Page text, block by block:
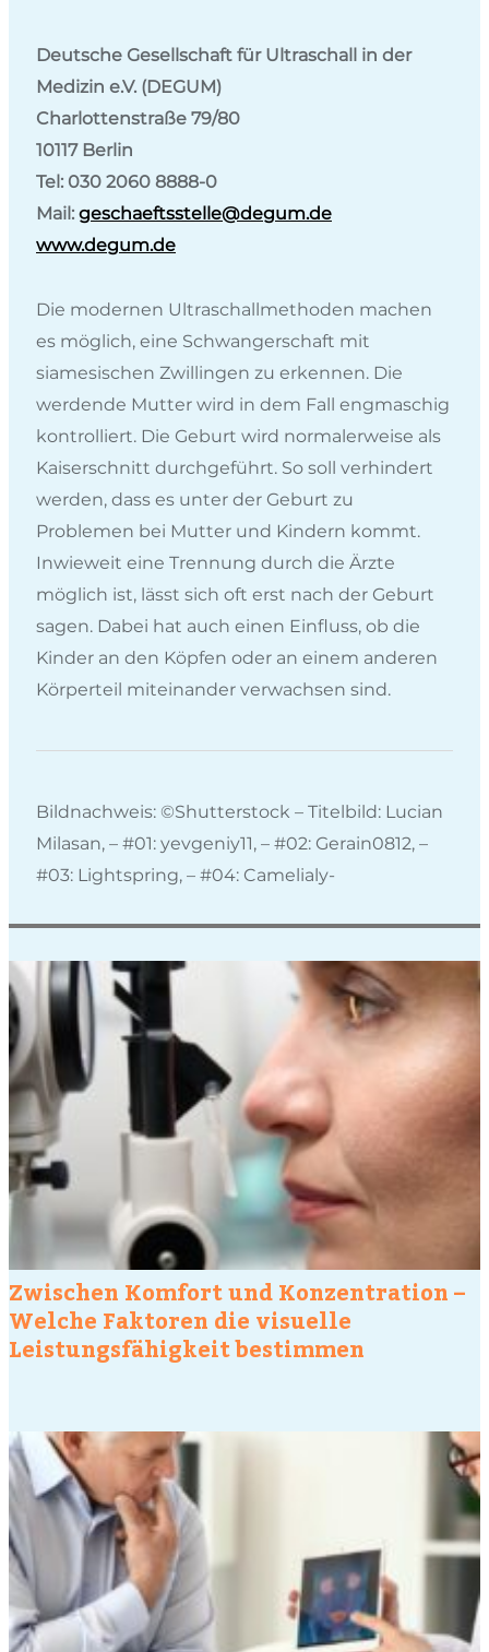
Deutsche Gesellschaft für Ultraschall in der
Medizin e.V. (DEGUM)
Charlottenstraße 79/80
10117 Berlin
Tel: 030 2060 8888-0
Mail: geschaeftsstelle@degum.de
www.degum.de
Die modernen Ultraschallmethoden machen
es möglich, eine Schwangerschaft mit
siamesischen Zwillingen zu erkennen. Die
werdende Mutter wird in dem Fall engmaschig
kontrolliert. Die Geburt wird normalerweise als
Kaiserschnitt durchgeführt. So soll verhindert
werden, dass es unter der Geburt zu
Problemen bei Mutter und Kindern kommt.
Inwieweit eine Trennung durch die Ärzte
möglich ist, lässt sich oft erst nach der Geburt
sagen. Dabei hat auch einen Einfluss, ob die
Kinder an den Köpfen oder an einem anderen
Körperteil miteinander verwachsen sind.
Bildnachweis: ©Shutterstock – Titelbild: Lucian
Milasan, – #01: yevgeniy11, – #02: Gerain0812, –
#03: Lightspring, – #04: Camelialy-
Zwischen Komfort und Konzentration –
Welche Faktoren die visuelle
Leistungsfähigkeit bestimmen